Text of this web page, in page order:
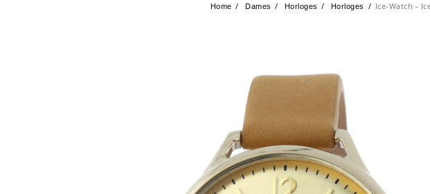
Home Dames Horloges Horloges Ice-Watch -